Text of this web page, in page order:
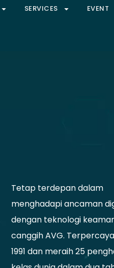
SERVICES EVENT
Tetap terdepan dalam
menghadapi ancaman
dengan teknologi
canggih AVG.
1991 dan meraih 25